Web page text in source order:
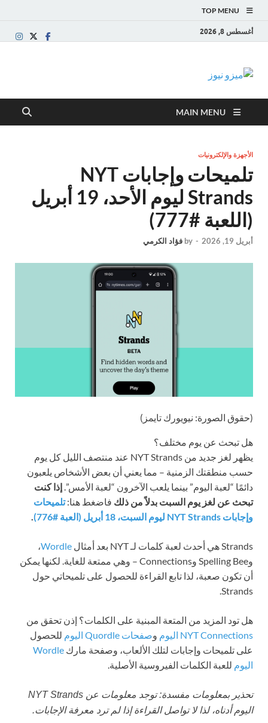
TOP MENU
أغسطس 8, 2026
ميزو نيوز
والاقتصادية
MAIN MENU
الأجهزة والإلكترونيات
تلميحات وإجابات NYT
Strands ليوم الأحد، 19 أبريل
(اللعبة #777)
أبريل 19, 2026 -
by فؤاد الكرمي
(حقوق الصورة: نيويورك تايمز)
هل تبحث عن يوم مختلف؟
يظهر لغز جديد من NYT Strands عند منتصف الليل كل يوم
حسب منطقتك الزمنية – مما يعني أن بعض الأشخاص يلعبون
دائمًا “لعبة اليوم” بينما يلعب الآخرون “لعبة الأمس”. إذا كنت
تبحث عن لغز يوم السبت بدلاً من ذلك فاضغط هنا:تلميحات
وإجابات NYT Strands ليوم السبت، 18 أبريل (العبة #776)
.
Strands هي أحدث لعبة كلمات لـ NYT بعد أمثال Wordle،
وSpelling Bee وConnections – وهي ممتعة للغاية. لكنها يمكن
أن تكون صعبة، لذا تابع القراءة للحصول على تلميحاتي حول
Strands.
هل تود المزيد من المتعة المبنية على الكلمات؟ إذن تحقق من
NYT Connections اليوم
وصفحات Quordle اليوم
للحصول
على تلميحات وإجابات لتلك الألعاب، وصفحة مارك Wordle
اليوم للعبة الكلمات الفيروسية الأصلية.
تحذير بمعلومات مفسدة: توجد معلومات عن NYT Strands
اليوم أدناه، لذا لا تواصل القراءة إذا لم ترد معرفة الإجابات.